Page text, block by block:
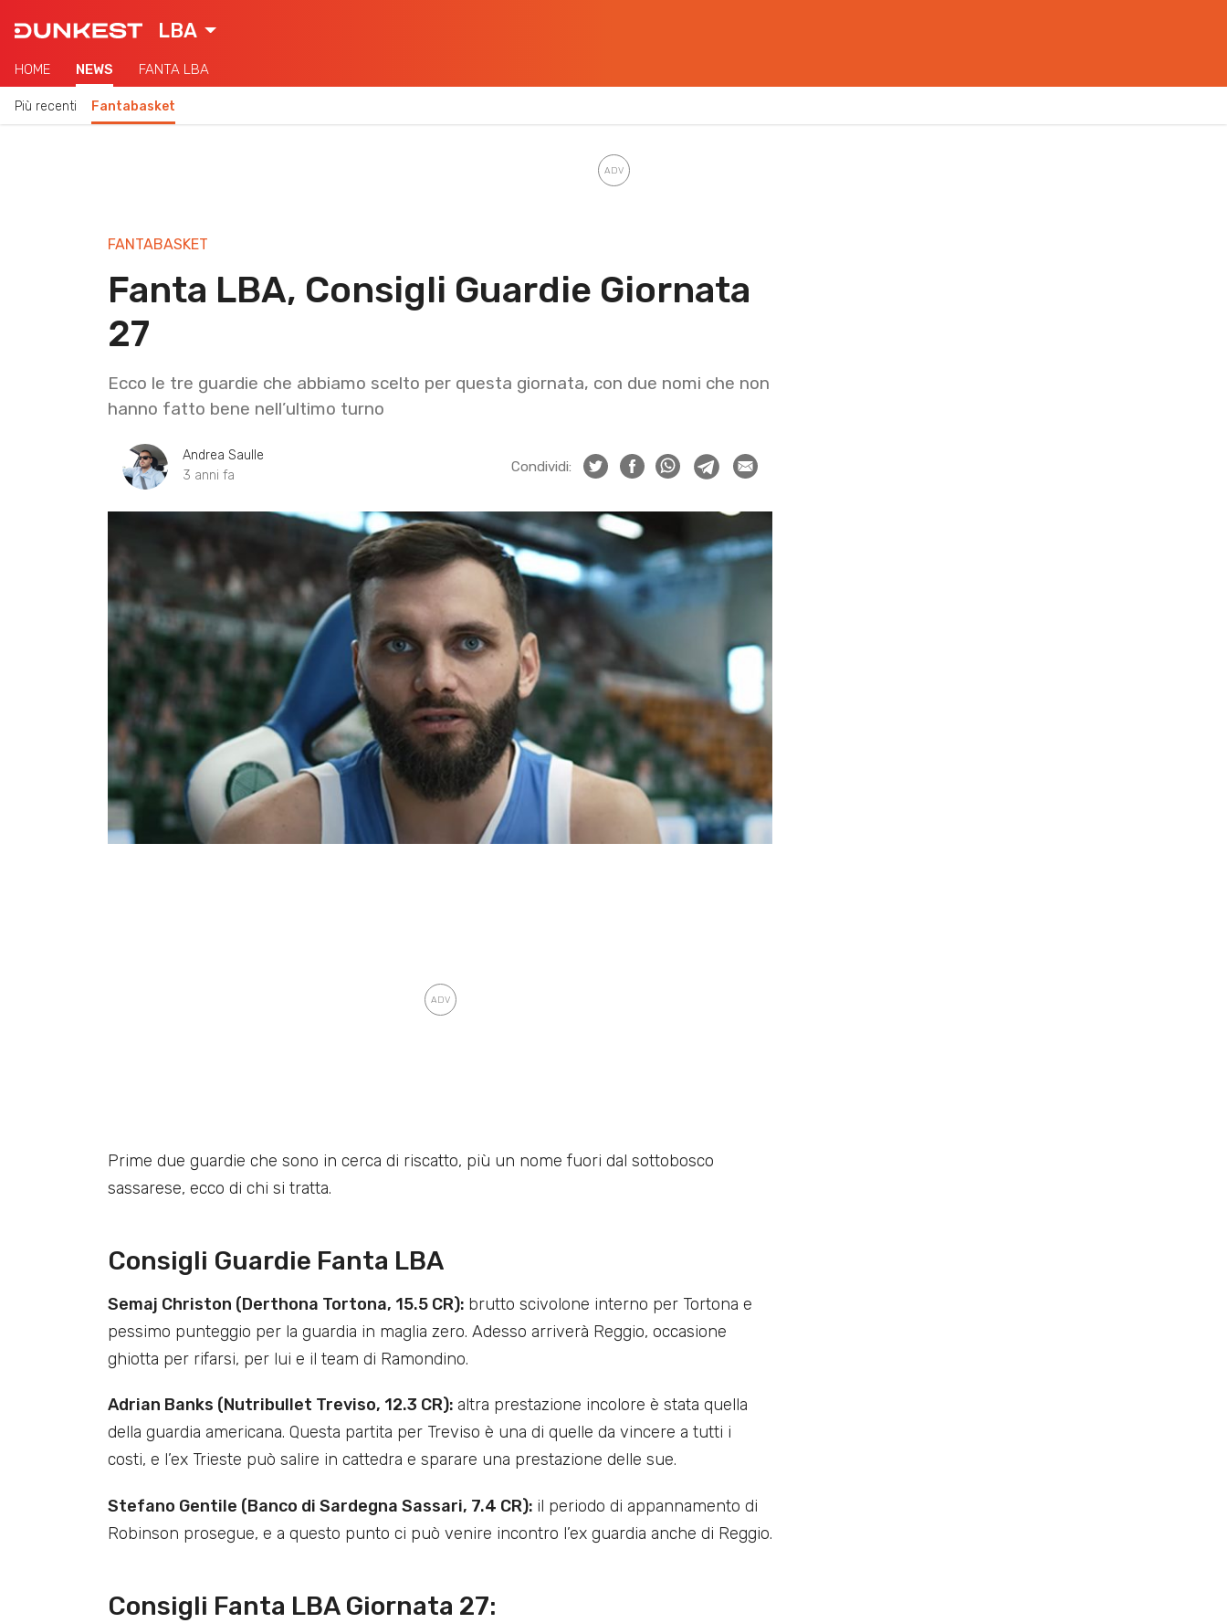
LBA
HOME NEWS FANTA LBA
Più recenti Fantabasket
FANTABASKET
Fanta LBA, Consigli Guardie Giornata
27
Ecco le tre guardie che abbiamo scelto per questa giornata, con due nomi che non
hanno fatto bene nell’ultimo turno
Andrea Saulle
3 anni fa
Condividi:
Prime due guardie che sono in cerca di riscatto, più un nome fuori dal sottobosco
sassarese, ecco di chi si tratta.
Consigli Guardie Fanta LBA
Semaj Christon (Derthona Tortona, 15.5 CR): brutto scivolone interno per Tortona e
pessimo punteggio per la guardia in maglia zero. Adesso arriverà Reggio, occasione
ghiotta per rifarsi, per lui e il team di Ramondino.
Adrian Banks (Nutribullet Treviso, 12.3 CR): altra prestazione incolore è stata quella
della guardia americana. Questa partita per Treviso è una di quelle da vincere a tutti i
costi, e l’ex Trieste può salire in cattedra e sparare una prestazione delle sue.
Stefano Gentile (Banco di Sardegna Sassari, 7.4 CR): il periodo di appannamento di
Robinson prosegue, e a questo punto ci può venire incontro l’ex guardia anche di Reggio.
Consigli Fanta LBA Giornata 27: